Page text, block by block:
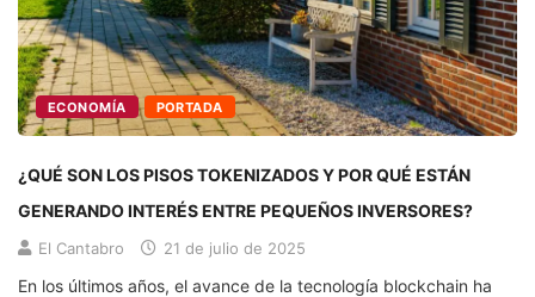
ECONOMÍA PORTADA
¿QUÉ SON LOS PISOS TOKENIZADOS Y POR QUÉ ESTÁN
GENERANDO INTERÉS ENTRE PEQUEÑOS INVERSORES?
El Cantabro 21 de julio de 2025
En los últimos años, el avance de la tecnología blockchain ha